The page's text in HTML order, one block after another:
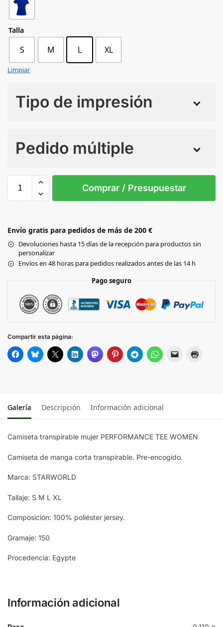
Talla
S M L XL
Limpiar
Tipo de impresión
Pedido múltiple
Black
BRIGHT RED
FLUORESCENT
ATOLL
Comprar / Presupuestar
Envío gratis para pedidos de más de 200 €
Devoluciones hasta 15 días de la recepción para productos sin
personalizar
Envíos en 48 horas para pedidos realizados antes de las 14 h
Pago seguro
Compartir esta página:
Galería Descripción Información adicional
Camiseta transpirable mujer PERFORMANCE TEE WOMEN
Camiseta de manga corta transpirable. Pre-encogido.
Marca: STARWORLD
Tallaje: S M L XL
Composición: 100% poliéster jersey.
Gramaje: 150
Procedencia: Egypte
Información adicional